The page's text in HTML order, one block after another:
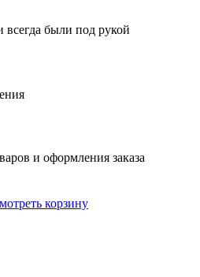
всегда были под рукой
и оформления заказа
корзину